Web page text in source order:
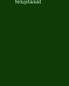
felújítását